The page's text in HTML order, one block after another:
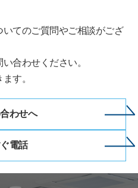
てのご質問やご相談がござ
合わせください。
す。
わせへ
電話